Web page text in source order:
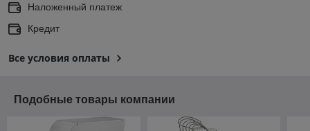
Наложенный платеж
Кредит
Все условия оплаты
Подобные товары компании